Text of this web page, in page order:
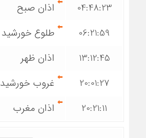
04:48:23
اذان صبح
06:21:59
طلوع خورشید
13:12:45
اذان ظهر
20:01:27
غروب خورشید
20:21:11
اذان مغرب